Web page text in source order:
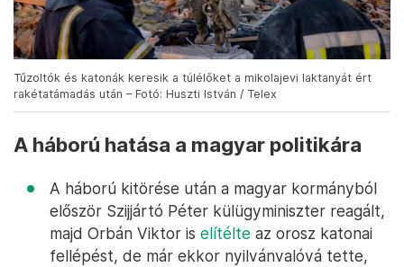
Tűzoltók és katonák keresik a túlélőket a mikolajevi laktanyát ért
rakétatámadás után – Fotó: Huszti István / Telex
A háború hatása a magyar politikára
A háború kitörése után a magyar kormányból
először Szijjártó Péter külügyminiszter reagált,
majd Orbán Viktor is elítélte az orosz katonai
fellépést, de már ekkor nyilvánvalóvá tette,